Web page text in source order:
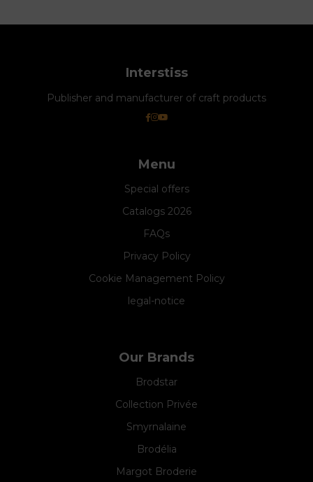
Interstiss
Publisher and manufacturer of craft products
Menu
Special offers
Catalogs 2026
FAQs
Privacy Policy
Cookie Management Policy
legal-notice
Our Brands
Brodstar
Collection Privée
Smyrnalaine
Brodélia
Margot Broderie